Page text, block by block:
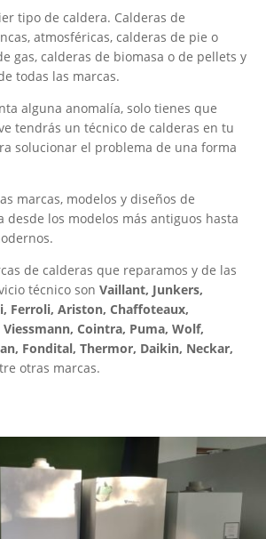
tipo de caldera. Calderas de
atmosféricas, calderas de pie o
gas, calderas de biomasa o de pellets y
todas las marcas.
alguna anomalía, solo tienes que
tendrás un técnico de calderas en tu
solucionar el problema de una forma
marcas, modelos y diseños de
desde los modelos más antiguos hasta
de calderas que reparamos y de las
técnico son Vaillant, Junkers,
Ferroli, Ariston, Chaffoteaux,
Cointra, Puma, Wolf,
Fondital, Thermor, Daikin, Neckar,
otras marcas.